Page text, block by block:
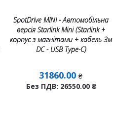
SpotDrive MINI - Автомобільна
версія Starlink Mini (Starlink +
корпус з магнітами + кабель 3м
DC - USB Тype-C)
31860.00₴
Без ПДВ: 26550.00 ₴